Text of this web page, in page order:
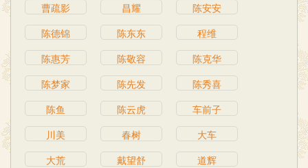
曹疏影
昌耀
陈安安
陈德锦
陈东东
程维
陈惠芳
陈敬容
陈克华
陈梦家
陈先发
陈秀喜
陈鱼
陈云虎
车前子
川美
春树
大车
大荒
戴望舒
道辉